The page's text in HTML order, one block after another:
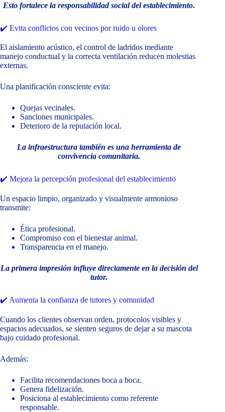
Esto fortalece la responsabilidad social del establecimiento.
✔️ Evita conflictos con vecinos por ruido u olores
El aislamiento acústico, el control de ladridos mediante
manejo conductual y la correcta ventilación reducen molestias
externas.
Una planificación consciente evita:
Quejas vecinales.
Sanciones municipales.
Deterioro de la reputación local.
La infraestructura también es una herramienta de
convivencia comunitaria.
✔️ Mejora la percepción profesional del establecimiento
Un espacio limpio, organizado y visualmente armonioso
transmite:
Ética profesional.
Compromiso con el bienestar animal.
Transparencia en el manejo.
La primera impresión influye directamente en la decisión del
tutor.
✔️ Aumenta la confianza de tutores y comunidad
Cuando los clientes observan orden, protocolos visibles y
espacios adecuados, se sienten seguros de dejar a su mascota
bajo cuidado profesional.
Además:
Facilita recomendaciones boca a boca.
Genera fidelización.
Posiciona al establecimiento como referente
responsable.